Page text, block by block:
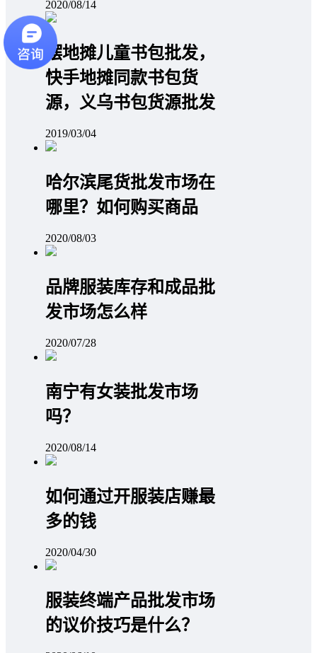
2020/08/14
摆地摊儿童书包批发，
快手地摊同款书包货
源，义乌书包货源批发
2019/03/04
哈尔滨尾货批发市场在
哪里？如何购买商品
2020/08/03
品牌服装库存和成品批
发市场怎么样
2020/07/28
南宁有女装批发市场
吗？
2020/08/14
如何通过开服装店赚最
多的钱
2020/04/30
服装终端产品批发市场
的议价技巧是什么？